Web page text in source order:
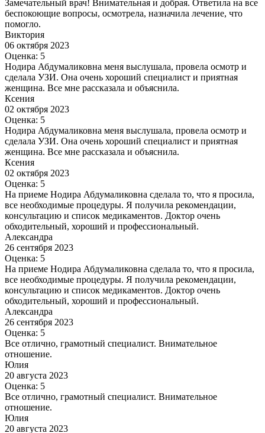
Замечательный врач! Внимательная и добрая. Ответила на все
беспокоющие вопросы, осмотрела, назначила лечение, что
помогло.
Виктория
06 октября 2023
Оценка: 5
Нодира Абдумаликовна меня выслушала, провела осмотр и
сделала УЗИ. Она очень хороший специалист и приятная
женщина. Все мне рассказала и объяснила.
Ксения
02 октября 2023
Оценка: 5
Нодира Абдумаликовна меня выслушала, провела осмотр и
сделала УЗИ. Она очень хороший специалист и приятная
женщина. Все мне рассказала и объяснила.
Ксения
02 октября 2023
Оценка: 5
На приеме Нодира Абдумаликовна сделала то, что я просила,
все необходимые процедуры. Я получила рекомендации,
консультацию и список медикаментов. Доктор очень
обходительный, хороший и профессиональный.
Александра
26 сентября 2023
Оценка: 5
На приеме Нодира Абдумаликовна сделала то, что я просила,
все необходимые процедуры. Я получила рекомендации,
консультацию и список медикаментов. Доктор очень
обходительный, хороший и профессиональный.
Александра
26 сентября 2023
Оценка: 5
Все отлично, грамотный специалист. Внимательное
отношение.
Юлия
20 августа 2023
Оценка: 5
Все отлично, грамотный специалист. Внимательное
отношение.
Юлия
20 августа 2023